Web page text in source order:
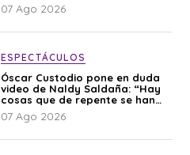
07 Ago 2026
ESPECTÁCULOS
Óscar Custodio pone en duda
video de Naldy Saldaña: “Hay
cosas que de repente se han
editado”
07 Ago 2026